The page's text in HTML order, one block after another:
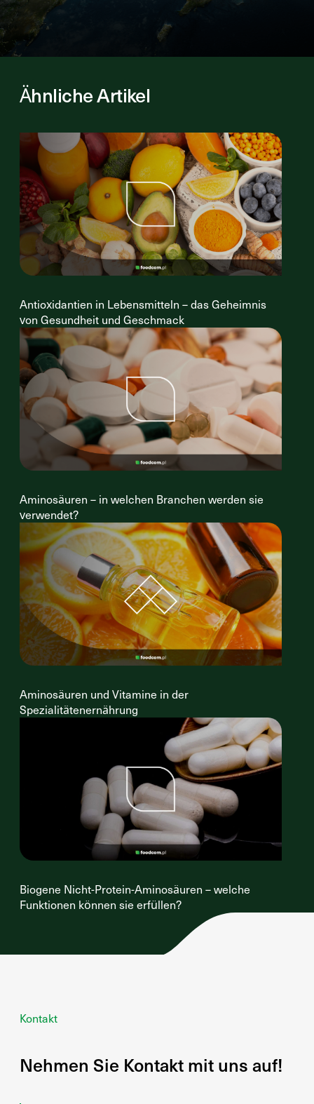
Ähnliche Artikel
Antioxidantien in Lebensmitteln – das Geheimnis
von Gesundheit und Geschmack
Aminosäuren – in welchen Branchen werden sie
verwendet?
Aminosäuren und Vitamine in der
Spezialitätenernährung
Biogene Nicht-Protein-Aminosäuren – welche
Funktionen können sie erfüllen?
Kontakt
Nehmen Sie Kontakt mit uns auf!